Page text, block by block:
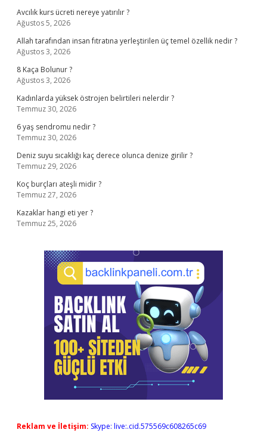
Avcılık kurs ücreti nereye yatırılır ?
Ağustos 5, 2026
Allah tarafından insan fıtratına yerleştirilen üç temel özellik nedir ?
Ağustos 3, 2026
8 Kaça Bolunur ?
Ağustos 3, 2026
Kadınlarda yüksek östrojen belirtileri nelerdir ?
Temmuz 30, 2026
6 yaş sendromu nedir ?
Temmuz 30, 2026
Deniz suyu sıcaklığı kaç derece olunca denize girilir ?
Temmuz 29, 2026
Koç burçları ateşli midir ?
Temmuz 27, 2026
Kazaklar hangi eti yer ?
Temmuz 25, 2026
Reklam ve İletişim: Skype: live:.cid.575569c608265c69